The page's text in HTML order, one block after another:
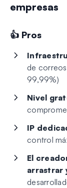
empresas
👍 Pros
de
99,99%)
Nivel
IP
control
El
arrastrar